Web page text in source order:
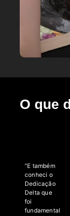
O que
"E também
conheci o
Dedicação
Delta que
foi
fundamental